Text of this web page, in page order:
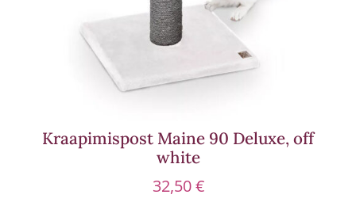
Kraapimispost Maine 90 Deluxe, off
white
32,50€